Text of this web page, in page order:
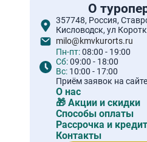
О
357748, Россия,
Кисловодск, ул
milo@kmvkurorts.ru
Пн-пт:08:00 - 19:00
Сб:09:00 - 18:00
Вс: 10:00 - 17:00
Приём заявок на
О нас
🎁 Акции и скидки
Способы оплаты
Рассрочка и кредит
Контакты